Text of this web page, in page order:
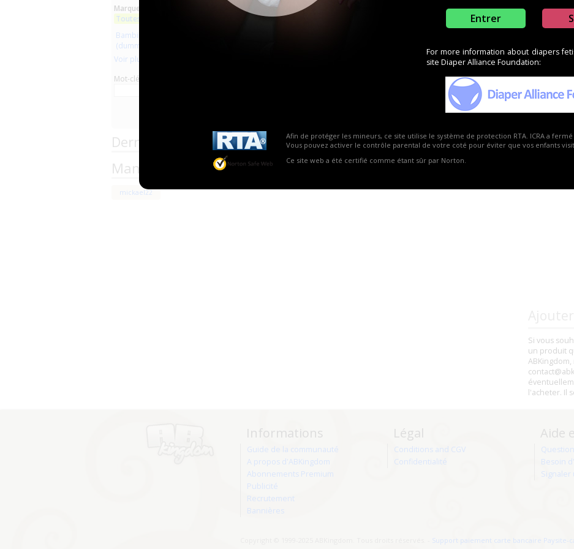
Entrer
For more information about diapers
site Diaper Alliance Foundation:
Afin de protéger les mineurs, ce site utilise le système de protection RTA. ICRA a
Vous pouvez activer le contrôle parental de votre coté pour éviter que vos enfants
Ce site web a été certifié comme étant sûr par Norton.
Marques :
Toutes les marques
Bambinex
(dummy clothe diapers)
Voir plus
Mot-clé
Si vous
un produit
l'acheter. Il
Derniers commentaires de produits
Managers team of the Products section
mickael22
Informations
Guide de la communauté
A propos d'ABKingdom
Abonnements Premium
Publicité
Recrutement
Bannières
Légal
Conditions and CGV
Confidentialité
Aide
Besoin
Signaler
Support paiement carte bancaire Paysite-